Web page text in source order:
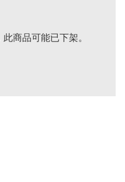
商品可能已下架。